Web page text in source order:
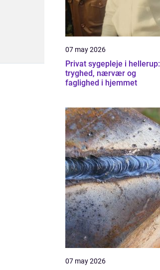
07 may 2026
Privat sygepleje i hellerup:
tryghed, nærvær og
faglighed i hjemmet
07 may 2026